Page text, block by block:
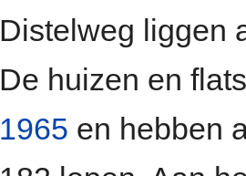
Distelweg liggen
De huizen en
1965 en hebben